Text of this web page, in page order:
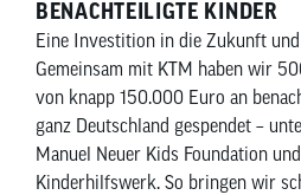
BENACHTEILIGTE KINDER
Eine Investition in die Zukunft
Gemeinsam mit KTM haben wir
von knapp 150.000 Euro an
ganz Deutschland gespendet –
Manuel Neuer Kids Foundation
Kinderhilfswerk. So bringen wir